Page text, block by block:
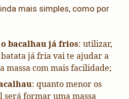
mais simples, como por
bacalhau já frios: utilizar,
já fria vai te ajudar a
massa com mais facilidade;
: quanto menor os
será formar uma massa